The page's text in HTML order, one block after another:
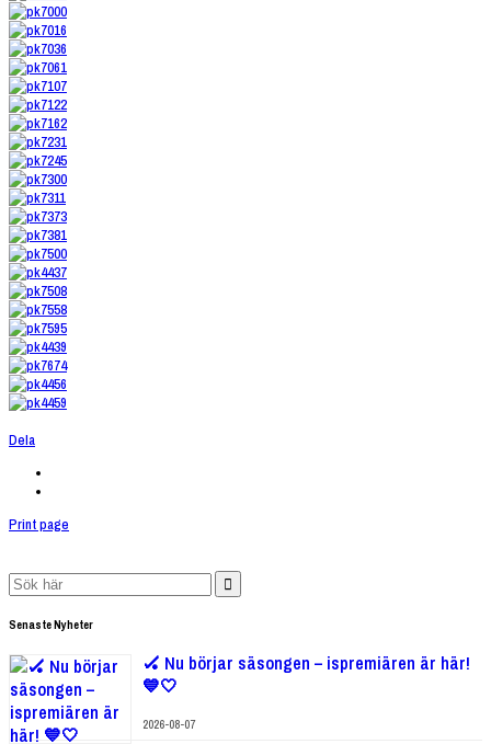
Dela
Print page
Search
for:
Senaste Nyheter
🏑 Nu börjar säsongen – ispremiären är här!
💙🤍
2026-08-07